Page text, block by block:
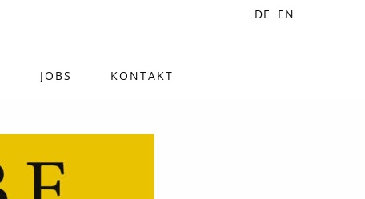
DE EN
JOBS KONTAKT